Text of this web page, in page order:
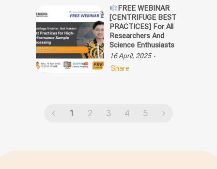
FREE WEBINAR
[CENTRIFUGE BEST
PRACTICES] For All
Researchers And
Science Enthusiasts
16 April, 2025
Share
1 2 3 4 5